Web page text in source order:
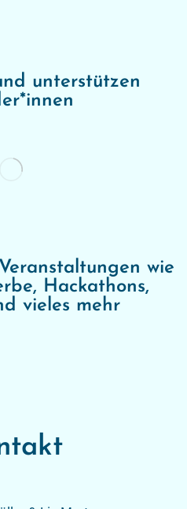
unterstützen
wie
Hackathons,
vieles mehr